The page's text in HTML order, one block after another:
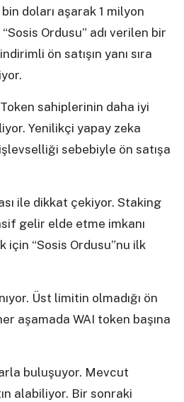
doları aşarak 1 milyon
Ordusu” adı verilen bir
ön satışın yanı sıra
sahiplerinin daha iyi
Yenilikçi yapay zeka
sebebiyle ön satışa
ile dikkat çekiyor. Staking
gelir elde etme imkanı
için “Sosis Ordusu”nu ilk
Üst limitin olmadığı ön
aşamada WAI token başına
buluşuyor. Mevcut
alabiliyor. Bir sonraki